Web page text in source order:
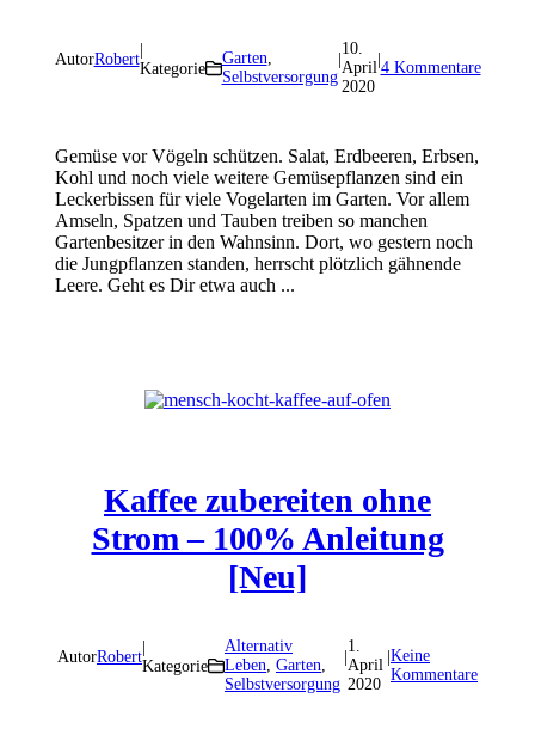
AutorRobert
Kategorie
Garten,
Selbstversorgung
10.
April
2020
4 Kommentare
Gemüse vor Vögeln schützen. Salat, Erdbeeren, Erbsen,
Kohl und noch viele weitere Gemüsepflanzen sind ein
Leckerbissen für viele Vogelarten im Garten. Vor allem
Amseln, Spatzen und Tauben treiben so manchen
Gartenbesitzer in den Wahnsinn. Dort, wo gestern noch
die Jungpflanzen standen, herrscht plötzlich gähnende
Leere. Geht es Dir etwa auch ...
Kaffee zubereiten ohne
Strom – 100% Anleitung
[Neu]
AutorRobert
Kategorie
Alternativ
Leben Garten
Selbstversorgung
1.
April
2020
Keine
Kommentare